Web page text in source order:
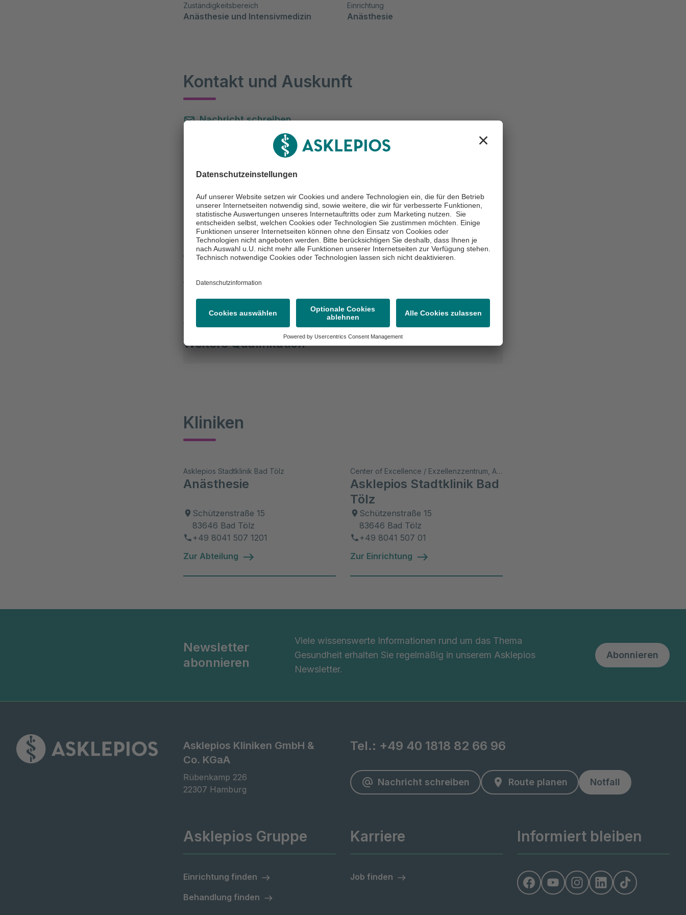
Zuständigkeitsbereich
Anästhesie und Intensivmedizin
Einrichtung
Anästhesie
Kontakt und Auskunft
Nachricht schreiben
+49 8041 507 1201
+49 8041 507 1204
Kurzvita
Weiterbildung Zusatzbezeichnung
Intensiv- und Notfallmedizin
Weitere Qualifikation
Kliniken
Asklepios Stadtklinik Bad Tölz
Anästhesie
Schützenstraße 15
83646 Bad Tölz
+49 8041 507 1201
Zur Abteilung
Center of Excellence / Exzellenzzentrum, Akutklinik, Akad. Lehrkrankenhaus, Wiss. Aktivitäten
Asklepios Stadtklinik Bad
Tölz
Schützenstraße 15
83646 Bad Tölz
+49 8041 507 01
Zur Einrichtung
Newsletter
abonnieren
Viele wissenswerte Informationen rund um das Thema
Gesundheit erhalten Sie regelmäßig in unserem Asklepios
Newsletter.
Abonnieren
Asklepios Kliniken GmbH &
Co. KGaA
Rübenkamp 226
22307 Hamburg
Tel.: +49 40 1818 82 66 96
Nachricht schreiben Route planen Notfall
Asklepios Gruppe
Einrichtung finden
Behandlung finden
Karriere
Job finden
Informiert bleiben